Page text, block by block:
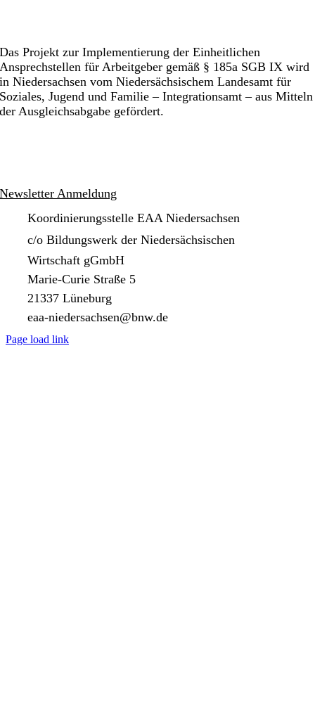
Das Projekt zur Implementierung der Einheitlichen
Ansprechstellen für Arbeitgeber gemäß § 185a SGB IX wird
in Niedersachsen vom Niedersächsischem Landesamt für
Soziales, Jugend und Familie – Integrationsamt – aus Mitteln
der Ausgleichsabgabe gefördert.
Newsletter Anmeldung
Koordinierungsstelle EAA Niedersachsen
c/o Bildungswerk der Niedersächsischen
Wirtschaft gGmbH
Marie-Curie Straße 5
21337 Lüneburg
eaa-niedersachsen@bnw.de
Page load link